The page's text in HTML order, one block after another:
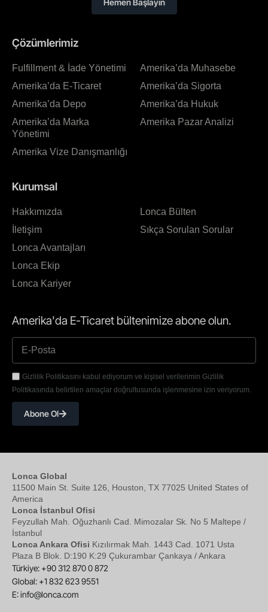
Çözümlerimiz
Fulfillment & İade Yönetimi
Amerika’da E-Ticaret
Amerika’da Depo
Amerika’da Marka
Yönetimi
Amerika Vize Danışmanlığı
Amerika’da Muhasebe
Amerika’da Sigorta
Amerika’da Hukuk
Amerika Pazar Analizi
Kurumsal
Hakkımızda
İletişim
Lonca Avantajları
Lonca Ekip
Lonca Kariyer
Lonca Bülten
Sıkça Sorulan Sorular
Amerika'da E-Ticaret bültenimize abone olun.
Gizlilik Politikasını kabul ediyorum ve kişisel verilerimin Gizlilik
Politikasında belirtilen amaçlar doğrultusunda işlenmesine izin veriyorum.
Abone Ol
Lonca Global
11500 Main St. Suite 126, Houston, TX 77025 United States of
America
Lonca İstanbul Ofisi
Feyzullah Mah. Oğuzhanlı Cad. Mimozalar Sk. No 5 Maltepe /
İstanbul
Lonca Ankara Ofisi Kızılırmak Mah. 1443 Cad. 1071 Usta
Plaza B Blok. D:190 K:29 Çukurambar Çankaya / Ankara
Türkiye: +90 312 870 0 872
Global: +1 832 623 9551
E:info@lonca.com